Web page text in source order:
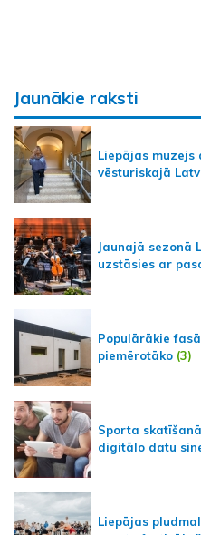
Jaunākie raksti
Liepājas muzejs
vēsturiskajā
Jaunajā sezonā
uzstāsies ar
Populārākie
piemērotāko (3)
Sporta
digitālo datu
Liepājas